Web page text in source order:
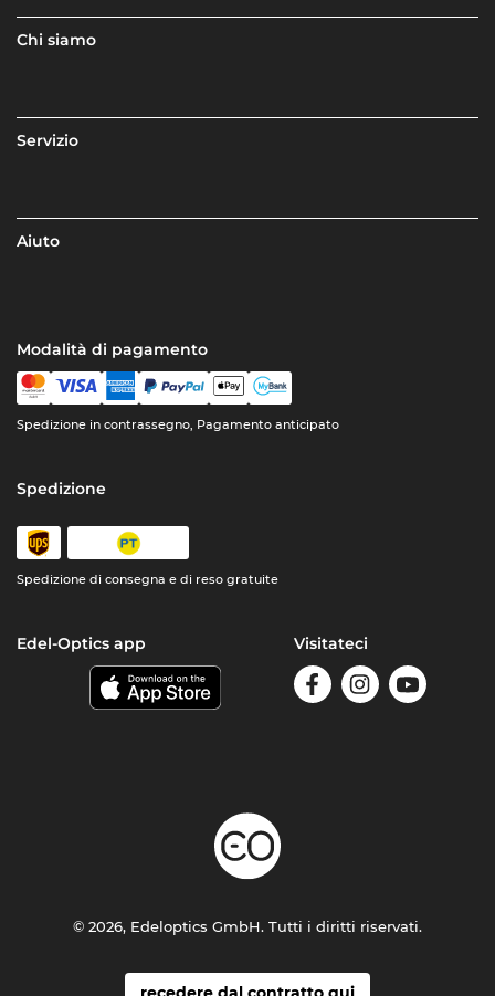
Chi siamo
Servizio
Aiuto
Modalità di pagamento
Spedizione in contrassegno, Pagamento anticipato
Spedizione
Spedizione di consegna e di reso gratuite
Edel-Optics app Visitateci
© 2026, Edeloptics GmbH. Tutti i diritti riservati.